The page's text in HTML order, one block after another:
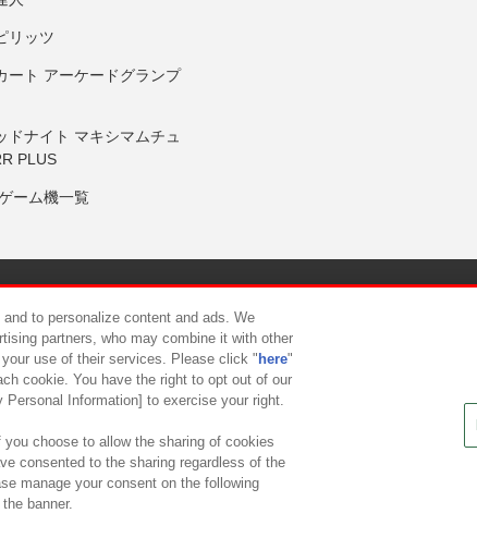
リッツ
ート アーケードグランプ
ドナイト マキシマムチュ
PLUS
ーム機一覧
ついて カスタマーハラスメント対応方針
to personalize content and ads. We
partners, who may combine it with other
use of their services. Please click " here"
cookie. You have the right to opt out of our
Information] to exercise your right.
choose to allow the sharing of cookies
consented to the sharing regardless of the
manage your consent on the following
banner.